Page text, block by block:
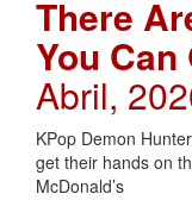
There
You Can
Abril,
KPop Demon
get their hands on
McDonald’s